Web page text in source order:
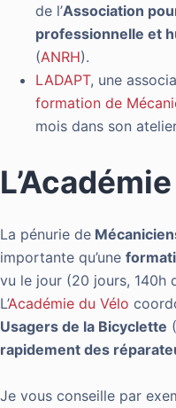
de l’Association
professionnelle et
(ANRH).
LADAPT, une
formation de
mois dans son
La pénurie de
importante qu’une
vu le jour (20 jours, 140h
L’Académie du Vélo
Usagers de la Bicyclette (
rapidement des
Je vous conseille par